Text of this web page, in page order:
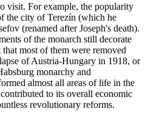
visit. For example, the popularity
the city of Terezín (which he
(renamed after Joseph's death).
of the monarch still decorate
most of them were removed
of Austria-Hungary in 1918, or
monarchy and
almost all areas of life in the
to its overall economic
revolutionary reforms.